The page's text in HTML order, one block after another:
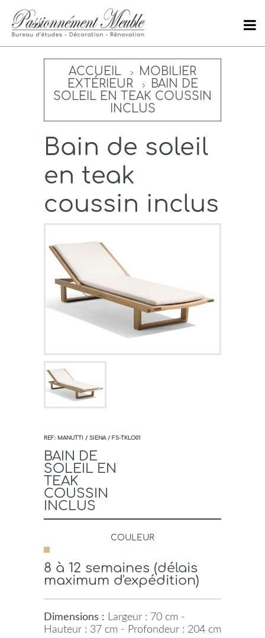
ACCUEIL
MOBILIER
EXTÉRIEUR
BAIN DE
SOLEIL EN TEAK COUSSIN
INCLUS
Bain de soleil
en teak
coussin inclus
REF: MANUTTI / SIENA / FS-TKLO01
BAIN DE
SOLEIL EN
TEAK
COUSSIN
INCLUS
COULEUR
8 à 12 semaines (délais
maximum d'expédition)
Dimensions : Largeur : 70 cm -
Hauteur : 37 cm - Profondeur : 204 cm